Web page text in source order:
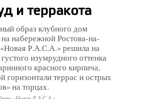
и терракота
образ клубного дом
набережной Ростова-на-
Р.А.С.А.» решила на
изумрудного оттенка
красного кирпича,
горизонтали террас и острых
на торцах.